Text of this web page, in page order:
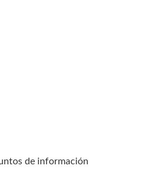
de información